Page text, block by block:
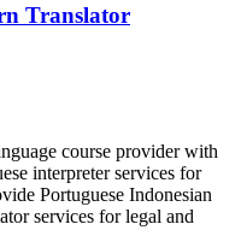
Translator
course provider with
interpreter services for
Portuguese Indonesian
services for legal and